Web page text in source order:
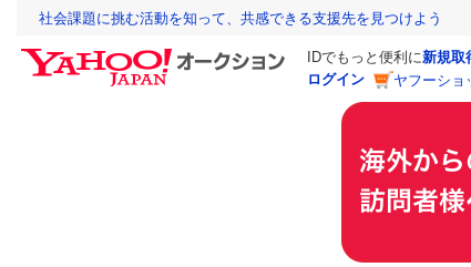
社会課題に挑む活動を知って、共感できる支援先を見つけよう
IDでもっと便利に新規取
ログイン
ヤフーショ